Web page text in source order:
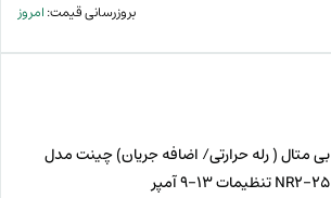
بروزرسانی قیمت:امروز
بی متال ( رله حرارتی/ اضافه جریان) چینت مدل
NR2-25 تنظیمات 13-9 آمپر